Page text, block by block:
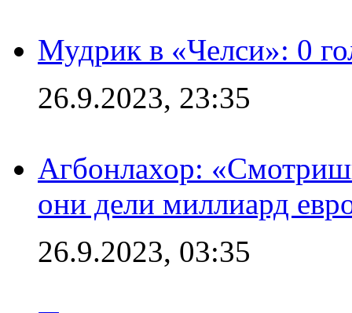
Мудрик в «Челси»: 0
26.9.2023, 23:35
Агбонлахор:
они дели миллиард
26.9.2023, 03:35